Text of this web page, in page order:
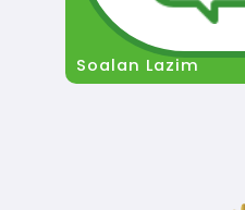
Soalan Lazim